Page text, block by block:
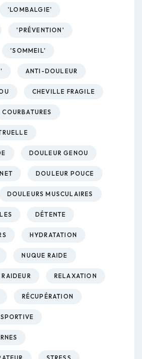
'LOMBALGIE'
'PRÉVENTION'
'SOMMEIL'
ANTI-DOULEUR
CHEVILLE FRAGILE
COURBATURES
DOULEUR GENOU
DOULEUR POUCE
DOULEURS MUSCULAIRES
DÉTENTE
HYDRATATION
NUQUE RAIDE
RAIDEUR RELAXATION
RÉCUPÉRATION